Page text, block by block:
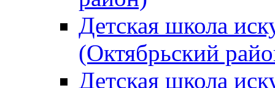
Детская школа
(Октябрьский
Детская школа